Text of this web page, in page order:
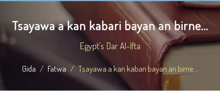
Tsayawa a kan kabari bayan an birne...
Egypt's Dar Al-Ifta
Gida Fatwa Tsayawa a kan kabari bayan an birne...